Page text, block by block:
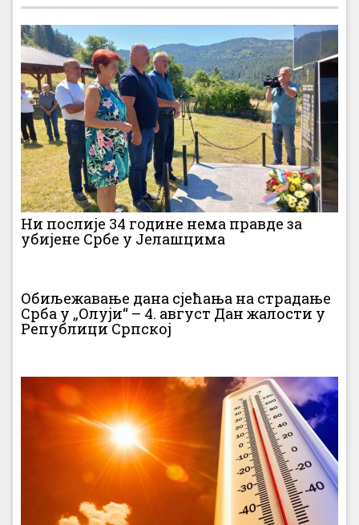
Ни послије 34 године нема правде за
убијене Србе у Јелашцима
Обиљежавање дана сјећања на страдање
Срба у „Олуји“ – 4. август Дан жалости у
Републици Српској